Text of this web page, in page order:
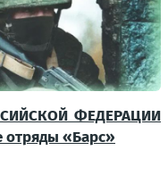
ФЕДЕРАЦИИ
отряды «Барс»